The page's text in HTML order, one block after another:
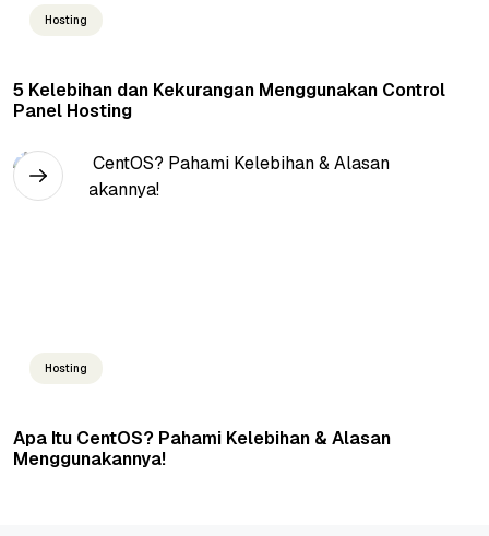
Hosting
5 Kelebihan dan Kekurangan Menggunakan Control
Panel Hosting
Hosting
Apa Itu CentOS? Pahami Kelebihan & Alasan
Menggunakannya!